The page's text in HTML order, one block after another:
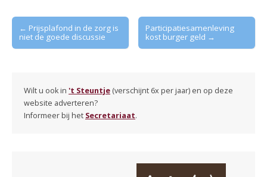
Post
navigation
← Prijsplafond in de zorg is
niet de goede discussie
Participatiesamenleving
kost burger geld →
Wilt u ook in 't Steuntje (verschijnt 6x per jaar) en op deze
website adverteren?
Informeer bij het Secretariaat.